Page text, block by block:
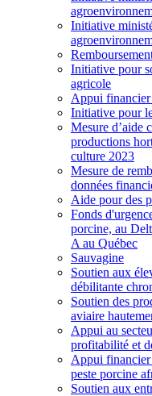
Initiative
Initiative pour
agricole
Appui financier
Initiative pour
Mesure d’aide
productions
culture 2023
Mesure de
données
Aide pour des
Fonds
porcine, au
A au Québec
Sauvagine
Soutien aux
débilitante
Soutien des
aviaire
Appui au
profitabilité et
Appui financier
peste porcine
Soutien aux